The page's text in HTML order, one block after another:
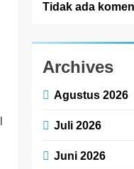
Tidak ada
Archives
Agustus 2026
Juli 2026
Juni 2026